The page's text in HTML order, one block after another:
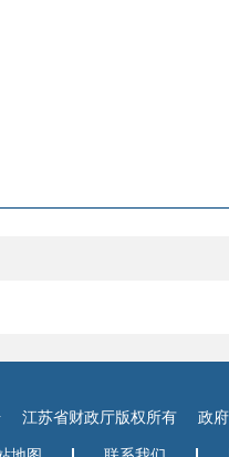
江苏省财政厅版权所有 政